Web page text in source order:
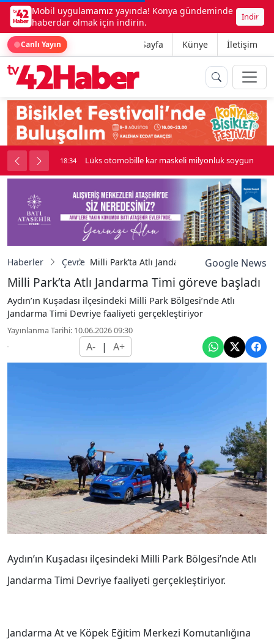
Mobil uygulamamız yayında! Konya gündeminde
haberdar olmak için indirin.
İndir
Canlı Yayın Ana Sayfa Künye İletişim
kavga çıktı 18:34 Lüks otomobille kar maskeli milyonluk soygun
Haberler Çevre Milli Park’ta Atlı Jandarma Timi göreve
Google News
Milli Park’ta Atlı Jandarma Timi göreve başladı
Aydın’ın Kuşadası ilçesindeki Milli Park Bölgesi’nde Atlı
Jandarma Timi Devriye faaliyeti gerçekleştiriyor
Yayınlanma Tarihi: 10.06.2026 09:30
A- | A+
Aydın’ın Kuşadası ilçesindeki Milli Park Bölgesi’nde Atlı
Jandarma Timi Devriye faaliyeti gerçekleştiriyor.
Jandarma At ve Köpek Eğitim Merkezi Komutanlığına